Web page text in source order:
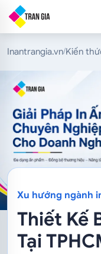
Inantrangia.vn/Kiến
Xu hướng ngành
Thiết Kế
Tại